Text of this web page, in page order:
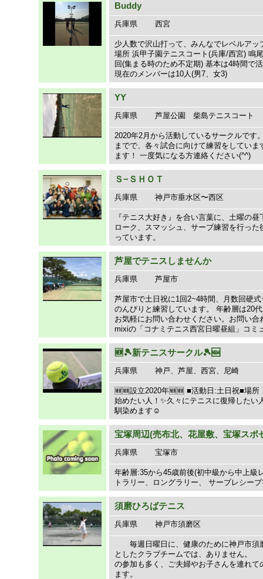
Buddy
兵庫県 西宮
少人数で沢山打って、みんなでレベルア
場所 浜甲子園テニスコート(兵庫/西宮) 鳴
回(集まる時のため不定期) 基本は4時間で
現在のメンバーは10人(男7、女3)
YY
兵庫県 芦屋公園 柴島テニスコート
2020年2月から活動しているサークルです
までで、各々試合に向けて練習をしてい
ます！ 一度気になる方連絡ください(^^)
Ｓ−ＳＨＯＴ
兵庫県 神戸市垂水区〜西区
『テニス大好き』を合い言葉に、土曜の
ローク、スマッシュ、サーブ練習を行っ
っています。
芦屋でテニスしませんか
兵庫県 芦屋市
芦屋市で土日祝に1回2~4時間、月数回硬
のんびりと練習しています。 年齢層は20
お気軽にお問い合わせください。お問い
mixiの「コナミテニス西宮日曜昼組」コミ
🆕🎾新テニスサークル🎾🆕
兵庫県 神戸、芦屋、西宮、尼崎
🆕🆕設立2020年🆕🆕 ■活動日:土日祝■場
始めたい人！✨久々にテニスに復帰した
馴染めます☺️
宝塚周辺(売布北、花屋敷、宝塚スポ
兵庫県 宝塚市
年齢層:35から45歳前後(初中級から中上級
トラリー、ロングラリー、 サーブレシー
須磨ひろばテニス
兵庫県 神戸市須磨区
毎週日曜日に、健康のために神戸市須
としたクラブチームでは、ありません。
の参加も多く、ご夫婦やお子さんを連れ
ます。